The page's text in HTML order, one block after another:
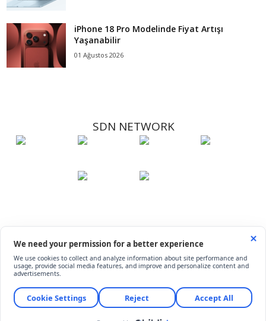
iPhone 18 Pro Modelinde Fiyat Artışı
Yaşanabilir
01 Ağustos 2026
SDN NETWORK
© ShiftDelete.Net